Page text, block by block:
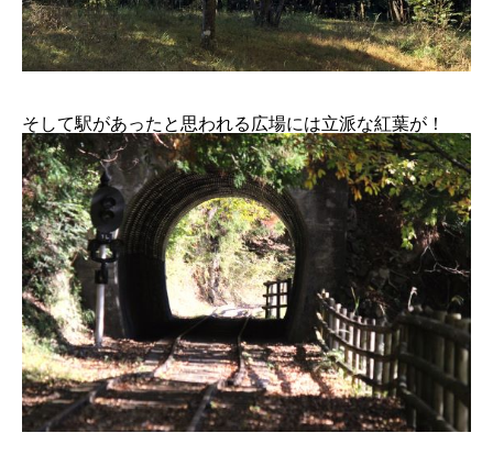
そして駅があったと思われる広場には立派な紅葉が！